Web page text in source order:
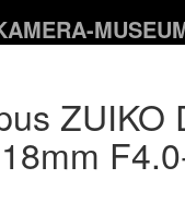
ZUIKO